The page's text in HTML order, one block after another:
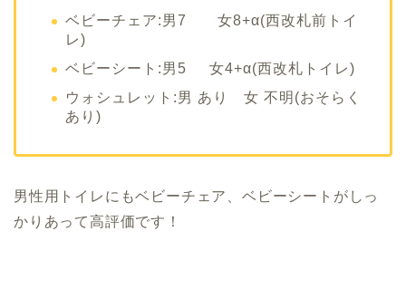
ベビーチェア:男7 女8+α(西改札前トイ
レ)
ベビーシート:男5 女4+α(西改札トイレ)
ウォシュレット:男 あり 女 不明(おそらく
あり)
男性用トイレにもベビーチェア、ベビーシートがしっ
かりあって高評価です！